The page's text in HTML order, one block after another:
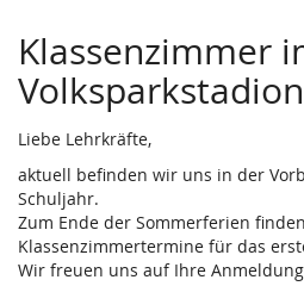
Klassenzimmer
Volksparkstadion
Liebe Lehrkräfte,
aktuell befinden wir uns in der
Schuljahr.
Zum Ende der Sommerferien
Klassenzimmertermine für das
Wir freuen uns auf Ihre